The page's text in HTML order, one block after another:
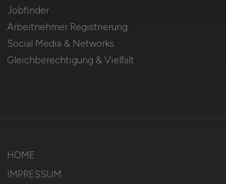
Jobfinder
Arbeitnehmer Registrierung
Social Media & Networks
Gleichberechtigung & Vielfalt
HOME
IMPRESSUM